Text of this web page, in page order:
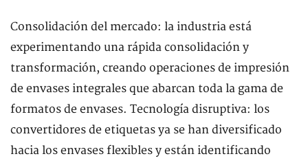
Consolidación del mercado: la industria está
experimentando una rápida consolidación y
transformación, creando operaciones de impresión
de envases integrales que abarcan toda la gama de
formatos de envases. Tecnología disruptiva: los
convertidores de etiquetas ya se han diversificado
hacia los envases flexibles y están identificando